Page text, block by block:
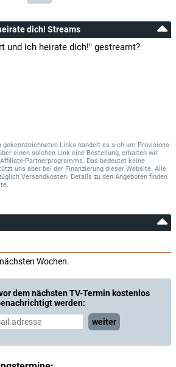
dich! Streams
und ich heirate dich!" gestreamt?
Links handelt es sich um Provisions-
einen solchen Link eine Bestellung, erhalten wir
Partnerprogramms. Das bedeutet keine
uns aber bei der Finanzierung dieser Website. Alle
Versandkosten. Details zu den Angeboten finden
Wochen.
dem nächsten TV-Termin kostenlos
werden:
weiter